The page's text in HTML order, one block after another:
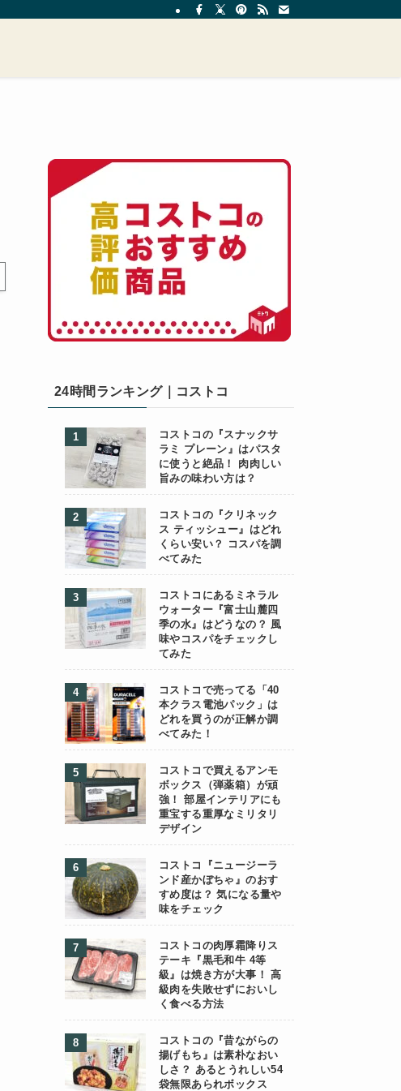
24時間ランキング｜コストコ
コストコの『スナックサ
ラミ プレーン』はパスタ
に使うと絶品！ 肉肉しい
旨みの味わい方は？
コストコの『クリネック
ス ティッシュー』はどれ
くらい安い？ コスパを調
べてみた
コストコにあるミネラル
ウォーター『富士山麓四
季の水』はどうなの？ 風
味やコスパをチェックし
てみた
コストコで売ってる「40
本クラス電池パック」は
どれを買うのが正解か調
べてみた！
コストコで買えるアンモ
ボックス（弾薬箱）が頑
強！ 部屋インテリアにも
重宝する重厚なミリタリ
デザイン
コストコ『ニュージーラ
ンド産かぼちゃ』のおす
すめ度は？ 気になる量や
味をチェック
コストコの肉厚霜降りス
テーキ『黒毛和牛 4等
級』は焼き方が大事！ 高
級肉を失敗せずにおいし
く食べる方法
コストコの『昔ながらの
揚げもち』は素朴なおい
しさ？ あるとうれしい54
袋無限あられボックス